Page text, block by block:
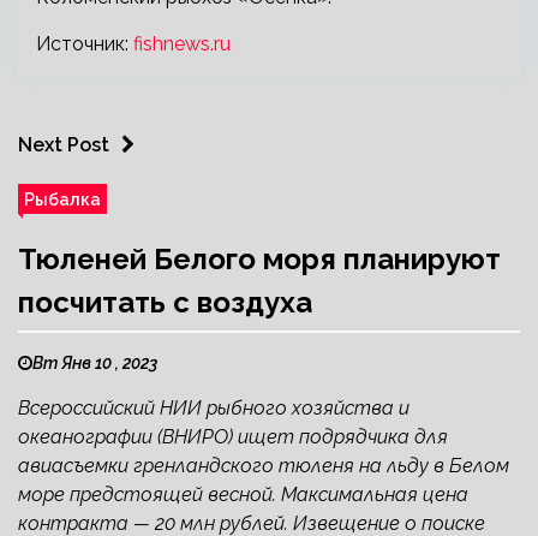
Источник: fishnews.ru
Next Post
Рыбалка
Тюленей Белого моря планируют
посчитать с воздуха
Вт Янв 10 , 2023
Всероссийский НИИ рыбного хозяйства и
океанографии (ВНИРО) ищет подрядчика для
авиасъемки гренландского тюленя на льду в Белом
море предстоящей весной. Максимальная цена
контракта — 20 млн рублей. Извещение о поиске